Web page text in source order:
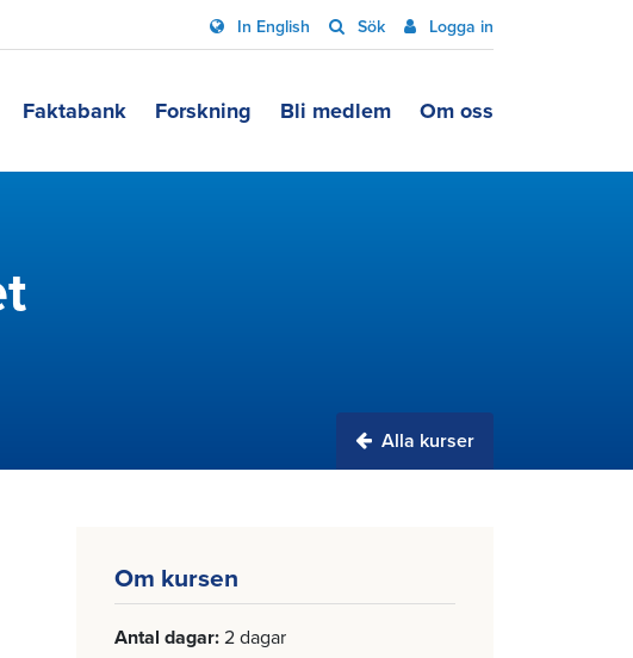
In English Sök Logga in
Faktabank Forskning Bli medlem Om oss
Alla kurser
Om kursen
Antal dagar 2 dagar